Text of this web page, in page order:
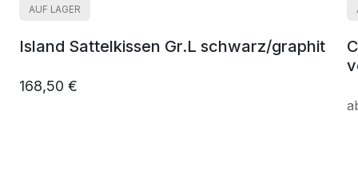
AUF LAGER
Island Sattelkissen Gr.L schwarz/graphit
168,50 €